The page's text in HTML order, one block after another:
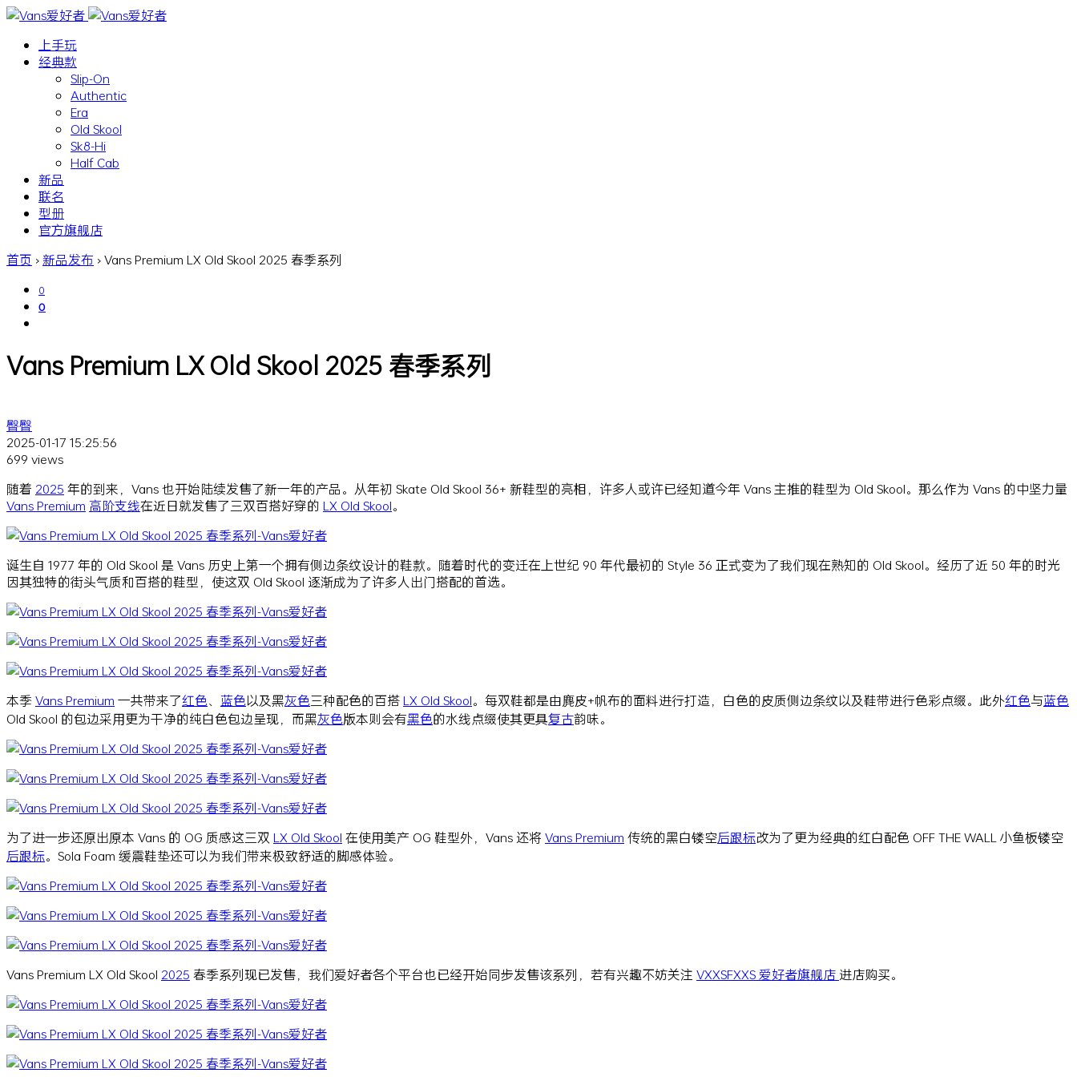
上手玩
经典款
Slip-On
Authentic
Era
Old Skool
Sk8-Hi
Half Cab
新品
联名
型册
官方旗舰店
首页 ›新品发布 ›Vans Premium LX Old Skool 2025 春季系列
0
0
Vans Premium LX Old Skool 2025 春季系列
臀臀
2025-01-17 15:25:56
699 views
随着 2025 年的到来，Vans 也开始陆续发售了新一年的产品。从年初 Skate Old Skool 36+ 新鞋型的亮相，许多人或许已经知道今年 Vans 主推的鞋型为 Old Skool。那么作为 Vans 的中坚力量
Vans Premium 高阶支线在近日就发售了三双百搭好穿的 LX Old Skool。
诞生自 1977 年的 Old Skool 是 Vans 历史上第一个拥有侧边条纹设计的鞋款。随着时代的变迁在上世纪 90 年代最初的 Style 36 正式变为了我们现在熟知的 Old Skool。经历了近 50 年的时光
因其独特的街头气质和百搭的鞋型，使这双 Old Skool 逐渐成为了许多人出门搭配的首选。
本季Vans Premium 一共带来了红色、 蓝色以及黑灰色三种配色的百搭LX Old Skool。每双鞋都是由麂皮+帆布的面料进行打造，白色的皮质侧边条纹以及鞋带进行色彩点缀。此外红色与蓝色
Old Skool 的包边采用更为干净的纯白色包边呈现，而黑灰色版本则会有黑色的水线点缀使其更具复古韵味。
为了进一步还原出原本 Vans 的 OG 质感这三双 LX Old Skool 在使用美产 OG 鞋型外，Vans 还将 Vans Premium 传统的黑白镂空后跟标改为了更为经典的红白配色 OFF THE WALL 小鱼板镂空
后跟标。Sola Foam 缓震鞋垫还可以为我们带来极致舒适的脚感体验。
Vans Premium LX Old Skool 2025 春季系列现已发售，我们爱好者各个平台也已经开始同步发售该系列，若有兴趣不妨关注 VXXSFXXS 爱好者旗舰店 进店购买。